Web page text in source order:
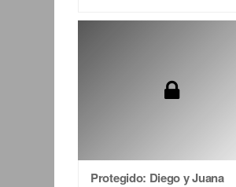
Protegido: Diego y Juana